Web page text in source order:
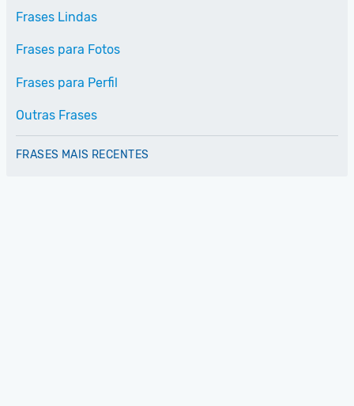
Frases Lindas
Frases para Fotos
Frases para Perfil
Outras Frases
FRASES MAIS RECENTES